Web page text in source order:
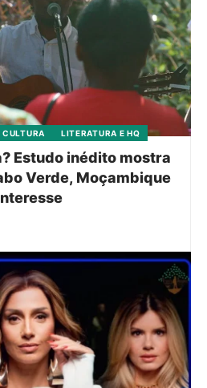
CULTURA LITERATURA E HQ
Estudo inédito mostra
Verde, Moçambique